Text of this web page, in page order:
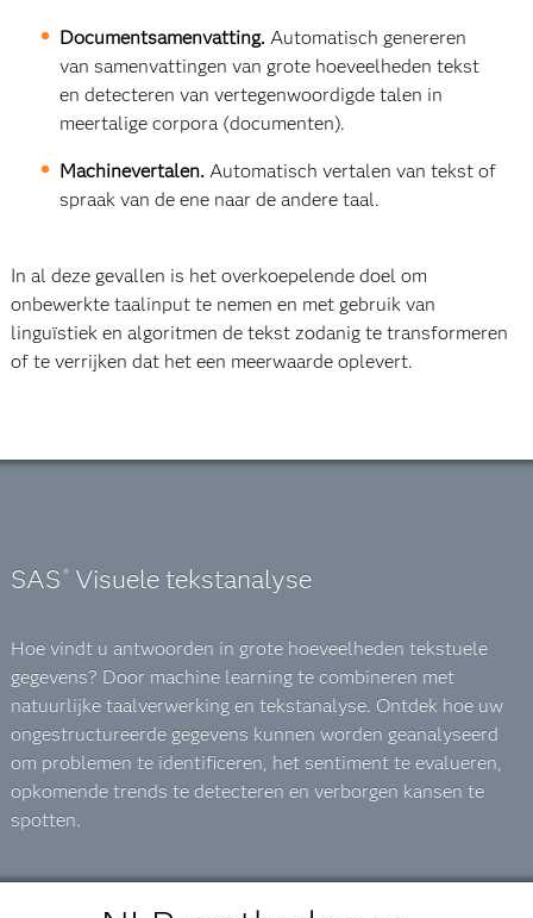
Documentsamenvatting. Automatisch genereren
van samenvattingen van grote hoeveelheden tekst
en detecteren van vertegenwoordigde talen in
meertalige corpora (documenten).
Machinevertalen.Automatisch vertalen van tekst of
spraak van de ene naar de andere taal.
In al deze gevallen is het overkoepelende doel om
onbewerkte taalinput te nemen en met gebruik van
linguïstiek en algoritmen de tekst zodanig te transformeren
of te verrijken dat het een meerwaarde oplevert.
SAS ®Visuele tekstanalyse
Hoe vindt u antwoorden in grote hoeveelheden tekstuele
gegevens? Door machine learning te combineren met
natuurlijke taalverwerking en tekstanalyse. Ontdek hoe uw
ongestructureerde gegevens kunnen worden geanalyseerd
om problemen te identificeren, het sentiment te evalueren,
opkomende trends te detecteren en verborgen kansen te
spotten.